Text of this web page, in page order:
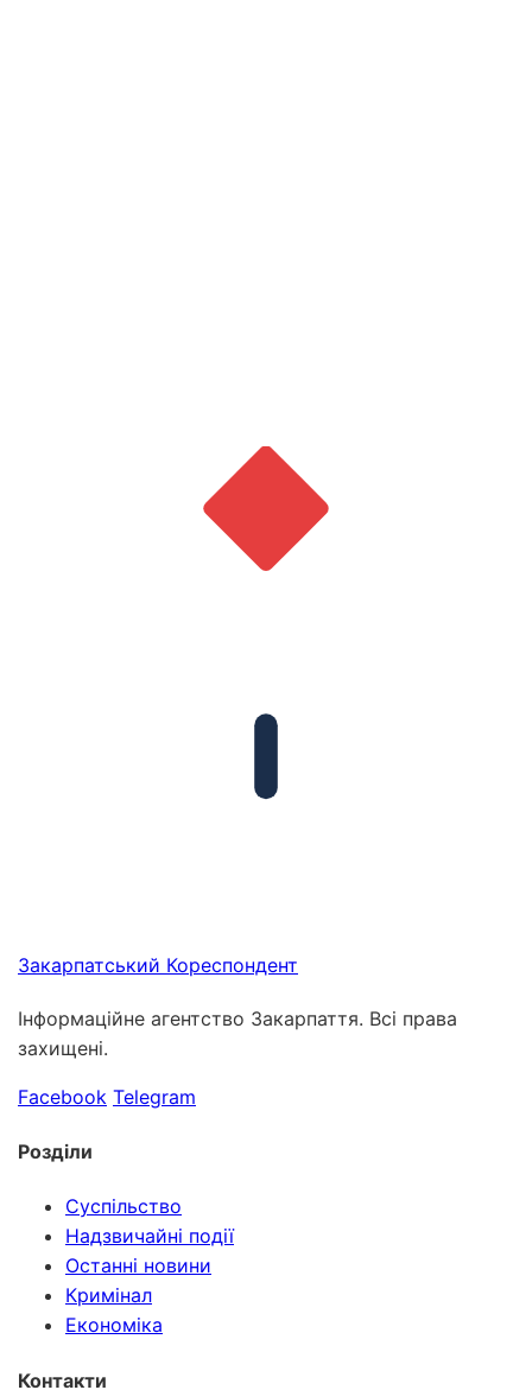
Закарпатський Кореспондент
Інформаційне агентство Закарпаття. Всі права
захищені.
Facebook Telegram
Розділи
Суспільство
Надзвичайні події
Останні новини
Кримінал
Економіка
Контакти